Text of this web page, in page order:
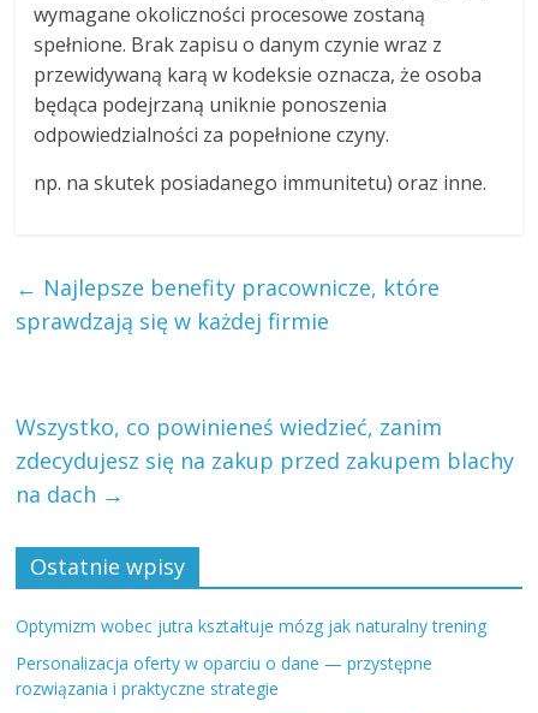
wymagane okoliczności procesowe zostaną
spełnione. Brak zapisu o danym czynie wraz z
przewidywaną karą w kodeksie oznacza, że osoba
będąca podejrzaną uniknie ponoszenia
odpowiedzialności za popełnione czyny.
np. na skutek posiadanego immunitetu) oraz inne.
← Najlepsze benefity pracownicze, które
sprawdzają się w każdej firmie
Wszystko, co powinieneś wiedzieć, zanim
zdecydujesz się na zakup przed zakupem blachy
na dach →
Ostatnie wpisy
Optymizm wobec jutra kształtuje mózg jak naturalny trening
Personalizacja oferty w oparciu o dane — przystępne
rozwiązania i praktyczne strategie